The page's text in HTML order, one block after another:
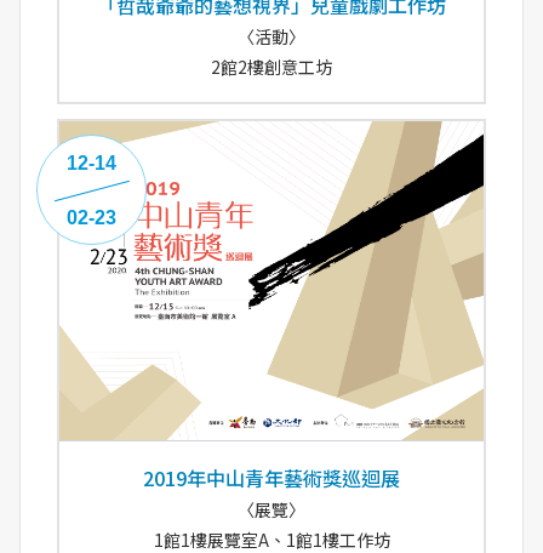
〈活動〉
2館2樓創意工坊
2019年中山青年藝術獎巡迴展
〈展覽〉
1館1樓展覽室A、1館1樓工作坊
12-14
02-23